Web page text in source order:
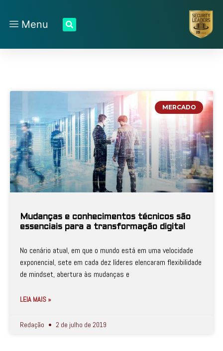
Menu
MERCADO
Mudanças e conhecimentos técnicos são
essenciais para a transformação digital
No cenário atual, em que o mundo está em uma velocidade
exponencial, sete em cada dez líderes elencaram flexibilidade
de mindset, abertura às mudanças e
LEIA MAIS »
Redação 2 de julho de 2019